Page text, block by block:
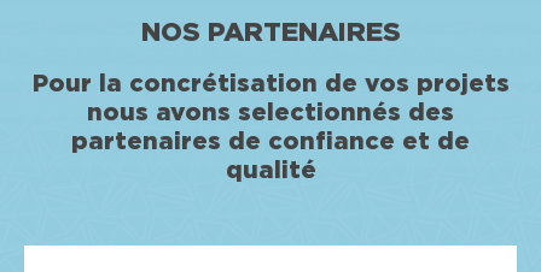
NOS PARTENAIRES
Pour la concrétisation de vos projets
nous avons selectionnés des
partenaires de confiance et de
qualité